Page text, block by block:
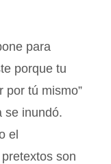
para
porque tu
por tú mismo”
se inundó.
el
son